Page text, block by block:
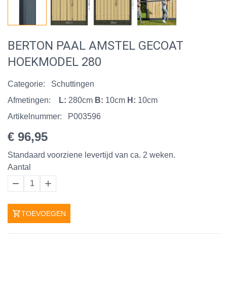
BERTON PAAL AMSTEL GECOAT
HOEKMODEL 280
Categorie:
Schuttingen
Afmetingen:
L: 280cm B: 10cm H: 10cm
Artikelnummer:
P003596
€ 96,95
Standaard voorziene levertijd van ca. 2 weken.
Aantal
1
TOEVOEGEN